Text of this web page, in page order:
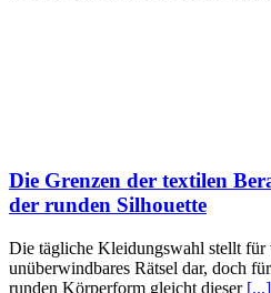
Die Grenzen der textilen
der runden Silhouette
Die tägliche Kleidungswahl stellt für
unüberwindbares Rätsel dar, doch
runden Körperform gleicht dieser [...]